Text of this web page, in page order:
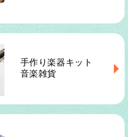
手作り楽器キット
音楽雑貨